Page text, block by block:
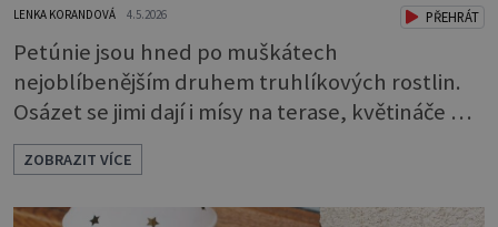
LENKA KORANDOVÁ 4.5.2026 PŘEHRÁT
Petúnie jsou hned po muškátech
nejoblíbenějším druhem truhlíkových rostlin.
Osázet se jimi dají i mísy na terase, květináče na
balkoně, a dokonce i záhony. Každoročně se
rozsáhlá nabídka petúnií a jejich nejbližších
příbuzných surfinií rozrůstá o nové a nové
ZOBRAZIT VÍCE